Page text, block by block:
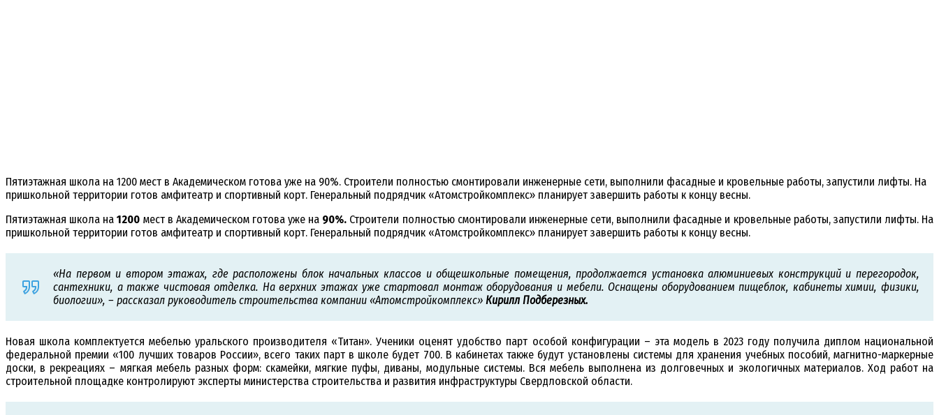
Пятиэтажная школа на 1200 мест в Академическом готова уже на 90%. Строители полностью смонтировали инженерные сети, выполнили фасадные и кровельные работы, запустили лифты. На
пришкольной территории готов амфитеатр и спортивный корт. Генеральный подрядчик «Атомстройкомплекс» планирует завершить работы к концу весны.
Пятиэтажная школа на1200 мест в Академическом готова уже на 90%. Строители полностью смонтировали инженерные сети, выполнили фасадные и кровельные работы, запустили лифты. На
пришкольной территории готов амфитеатр и спортивный корт. Генеральный подрядчик «Атомстройкомплекс» планирует завершить работы к концу весны.
«На первом и втором этажах, где расположены блок начальных классов и общешкольные помещения, продолжается установка алюминиевых конструкций и перегородок,
сантехники, а также чистовая отделка. На верхних этажах уже стартовал монтаж оборудования и мебели. Оснащены оборудованием пищеблок, кабинеты химии, физики,
биологии», – рассказал руководитель строительства компании «Атомстройкомплекс» Кирилл Подберезных.
Новая школа комплектуется мебелью уральского производителя «Титан». Ученики оценят удобство парт особой конфигурации – эта модель в 2023 году получила диплом национальной
федеральной премии «100 лучших товаров России», всего таких парт в школе будет 700. В кабинетах также будут установлены системы для хранения учебных пособий, магнитно-маркерные
доски, в рекреациях – мягкая мебель разных форм: скамейки, мягкие пуфы, диваны, модульные системы. Вся мебель выполнена из долговечных и экологичных материалов. Ход работ на
строительной площадке контролируют эксперты министерства строительства и развития инфраструктуры Свердловской области.